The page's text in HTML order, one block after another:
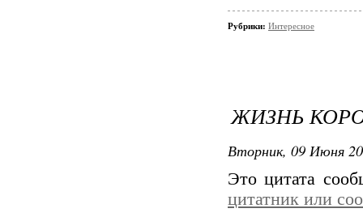
Рубрики: Интересное
ЖИЗНЬ
Вторник, 09 Июня
Это цитата
цитатник или